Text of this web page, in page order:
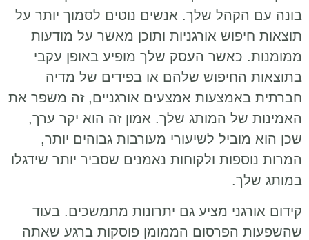
בונה עם הקהל שלך. אנשים נוטים לסמוך יותר על
תוצאות חיפוש אורגניות ותוכן מאשר על מודעות
ממומנות. כאשר העסק שלך מופיע באופן עקבי
בתוצאות החיפוש שלהם או בפידים של מדיה
חברתית באמצעות אמצעים אורגניים, זה משפר את
האמינות של המותג שלך. אמון זה הוא יקר ערך,
שכן הוא מוביל לשיעורי מעורבות גבוהים יותר,
המרות נוספות ולקוחות נאמנים שסביר יותר שידגלו
במותג שלך.
קידום אורגני מציע גם יתרונות מתמשכים. בעוד
שהשפעות הפרסום הממומן פוסקות ברגע שאתה